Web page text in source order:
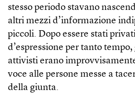
stesso periodo stavano
altri mezzi d’informazione
piccoli. Dopo essere stati
d’espressione per tanto
attivisti erano
voce alle persone messe a
della giunta.